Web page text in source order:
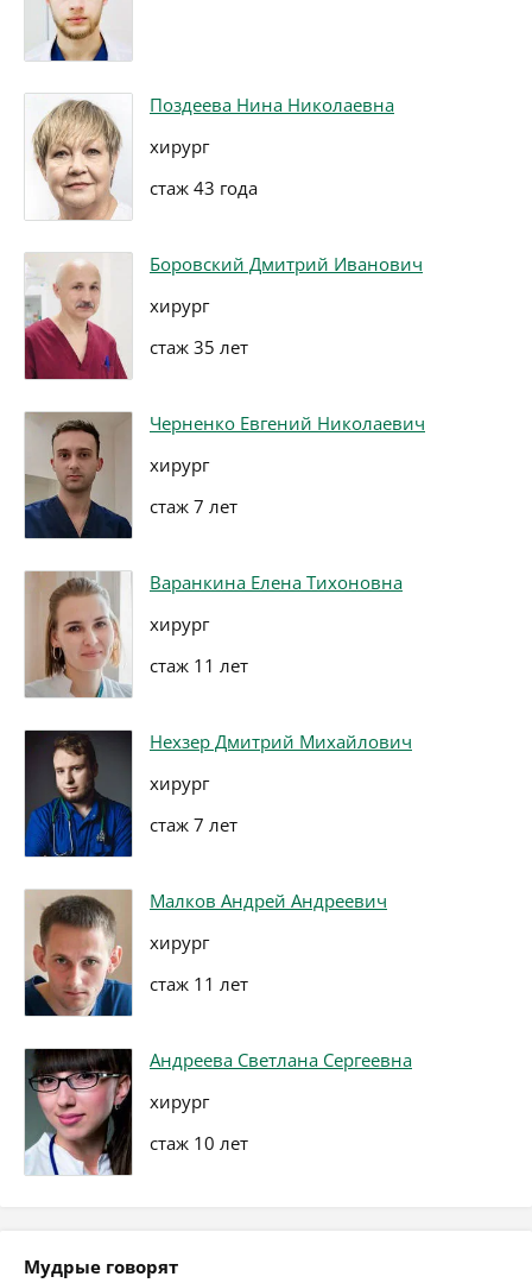
Поздеева Нина Николаевна
хирург
стаж 43 года
Боровский Дмитрий Иванович
хирург
стаж 35 лет
Черненко Евгений Николаевич
хирург
стаж 7 лет
Варанкина Елена Тихоновна
хирург
стаж 11 лет
Нехзер Дмитрий Михайлович
хирург
стаж 7 лет
Малков Андрей Андреевич
хирург
стаж 11 лет
Андреева Светлана Сергеевна
хирург
стаж 10 лет
Мудрые говорят